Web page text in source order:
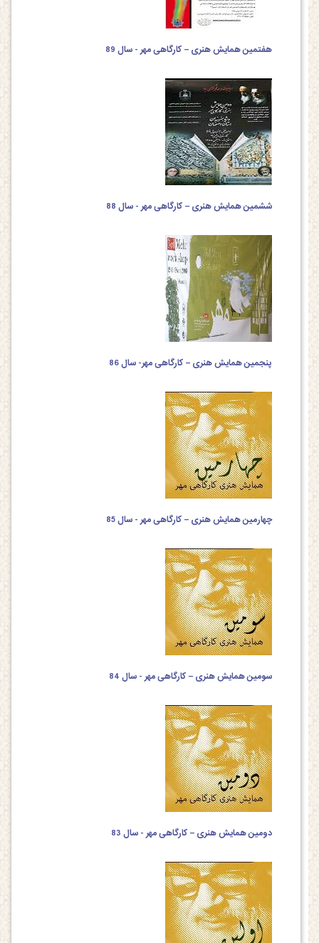
هفتمین همایش هنری – کارگاهی مهر - سال 89
ششمین همایش هنری – کارگاهی مهر - سال 88
پنجمین همایش هنری – کارگاهی مهر- سال 86
چهارمین همایش هنری – کارگاهی مهر - سال 85
سومین همایش هنری – کارگاهی مهر - سال 84
دومین همایش هنری – کارگاهی مهر - سال 83